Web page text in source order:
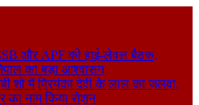
और APF की हाई-लेवल बैठक,
का बड़ा आश्वासन
शो में प्रियंका देवी के लाल का जलवा,
का नाम किया रोशन